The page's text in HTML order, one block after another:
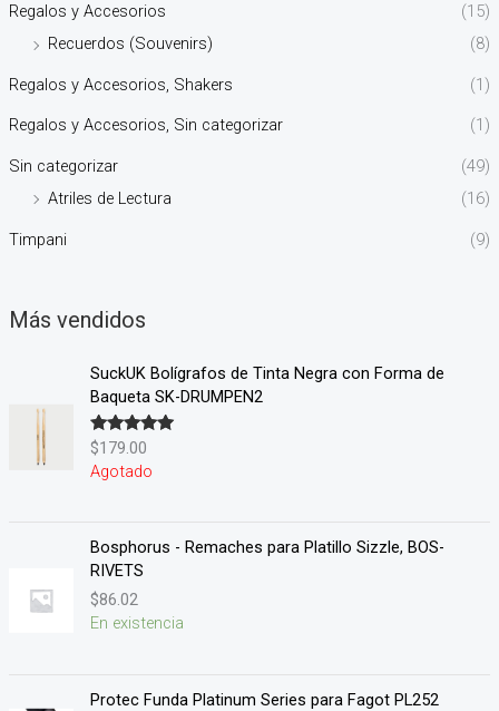
Regalos y Accesorios
(15)
Recuerdos (Souvenirs)
(8)
Regalos y Accesorios, Shakers (1)
Regalos y Accesorios, Sin categorizar (1)
Sin categorizar
(49)
Atriles de Lectura
(16)
Timpani (9)
Más vendidos
SuckUK Bolígrafos de Tinta Negra con Forma de
Baqueta SK-DRUMPEN2
Valorado en
5.00 de 5
$179.00
Agotado
Bosphorus - Remaches para Platillo Sizzle, BOS-
RIVETS
$86.02
En existencia
Protec Funda Platinum Series para Fagot PL252